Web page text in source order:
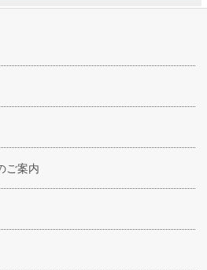
わずクスクス笑ってしまうほど、
ターゲットは、20～30代をメイン
ハラのショップでも展開されてい
間限定ショップがオープンしたり
リーショップをオープンするな
が、惜しまれながらもブランドは
ご案内